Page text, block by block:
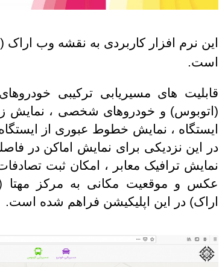
این نرم افزار کاربردی به نقشه وب اراک (
است.
قابلیت های مسیریابی ترکیبی
(اتوبوس) و خودروهای شخصی ، نمایش
ایستگاه ، نمایش خطوط عبوری از
در این نزدیکی برای نمایش اماکن در
نمایش ترافیک معابر ، امکان ثبت
عکس و موقعیت مکانی به مرکز مهتا
اراک) در این اپلیکیشن فراهم شده است.